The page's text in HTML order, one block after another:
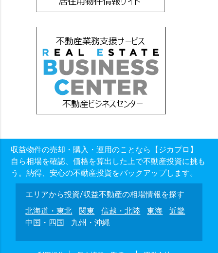
収益物件の売却・購入・運用のことなら【ジカプロ】
自ら相場を確認、価格を算出した上で不動産投資に挑も
う。納得、安心の不動産投資をバックアップします。
エリアから投資/収益不動産の相場情報を探す
北海道・東北
関東 信越・北陸 東海
近畿
中国・四国
九州・沖縄